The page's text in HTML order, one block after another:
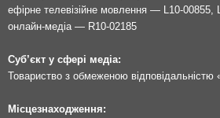
ефірне телевізійне мовлення — L10-00855,
онлайн-медіа — R10-02185
Суб’єкт у сфері медіа:
Товариство з обмеженою відповідальністю
Місцезнаходження: